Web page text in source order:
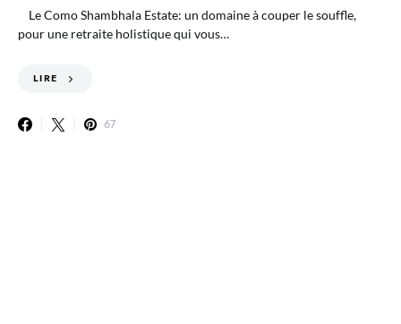
Le Como Shambhala Estate: un domaine à couper le souffle,
pour une retraite holistique qui vous…
LIRE
67